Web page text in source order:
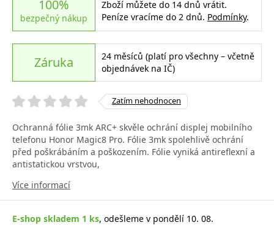
100%
bezpečný nákup
Zboží můžete do 14 dnů vrátit.
Peníze vracíme do 2 dnů. Podmínky.
Záruka
24 měsíců (platí pro všechny – včetně
objednávek na IČ)
Zatím nehodnocen
Ochranná fólie 3mk ARC+ skvěle ochrání displej mobilního
telefonu Honor Magic8 Pro. Fólie 3mk spolehlivě ochrání
před poškrábáním a poškozením. Fólie vyniká antireflexní a
antistatickou vrstvou,
Více informací
E-shop skladem 1 ks, odešleme v pondělí 10. 08.